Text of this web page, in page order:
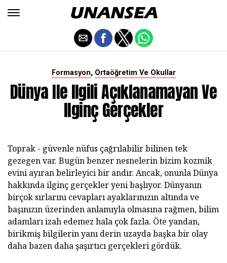
Formasyon, Ortaöğretim Ve Okullar
Dünya Ile Ilgili Açıklanamayan Ve
Ilginç Gerçekler
Toprak - güvenle nüfus çağrılabilir bilinen tek
gezegen var. Bugün benzer nesnelerin bizim kozmik
evini ayıran belirleyici bir andır. Ancak, onunla Dünya
hakkında ilginç gerçekler yeni başlıyor. Dünyanın
birçok sırlarını cevapları ayaklarınızın altında ve
başınızın üzerinden anlamıyla olmasına rağmen, bilim
adamları izah edemez hala çok fazla. Öte yandan,
birikmiş bilgilerin yanı derin uzayda başka bir olay
daha bazen daha şaşırtıcı gerçekleri gördük.